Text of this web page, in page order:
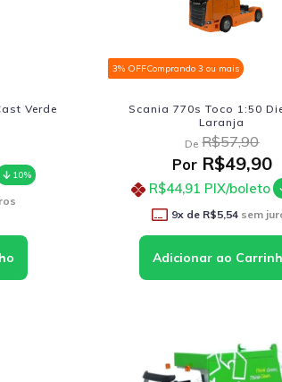
Verde
10%
3% OFFComprando 3 ou mais
Scania 770s Toco 1:50
Laranja
De R$57,90
PorR$49,90
R$44,91 PIX/boleto
9x de R$5,54sem